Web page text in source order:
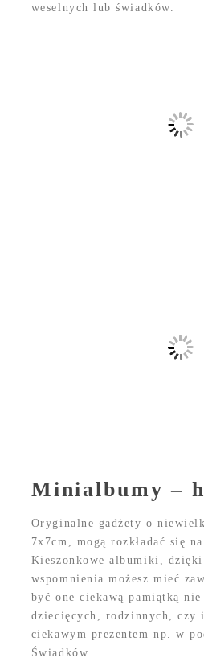
weselnych lub świadków.
Minialbumy –
Oryginalne gadżety o
7x7cm, mogą rozkładać się
Kieszonkowe albumiki,
wspomnienia możesz mieć
być one ciekawą pamiątką
dziecięcych, rodzinnych, czy
ciekawym prezentem np. w
Świadków.